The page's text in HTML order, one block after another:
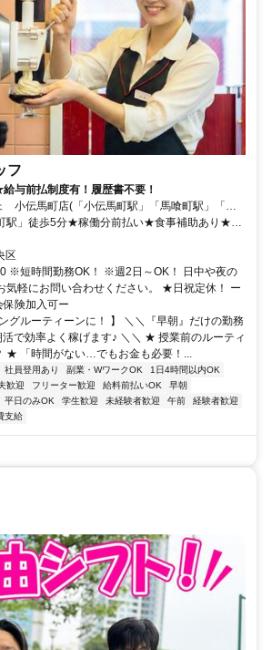
フ
与前払制度有！履歴書不要！
小伝馬町店(「小伝馬町駅」「馬喰町駅」「馬
駅」徒歩5分★稼働分前払い★食事補助あり★友
区
※短時間勤務OK！ ※週2日～OK！ 日中や夜の
気軽にお問い合わせください。 ★日祝定休！ ー
険加入可ー
グルーティーンに！ 】 ＼＼『早朝』だけの勤務
活で効率よく稼げます♪ ＼＼ ★ 授業前のルーティ
★ 「時間がない…でもお金も必要！...
社員登用あり 副業・WワークOK
1日4時間以内OK
歓迎 フリーター歓迎 給料前払いOK
早朝
平日のみOK 学生歓迎 未経験者歓迎 午前
経験者歓迎
支給